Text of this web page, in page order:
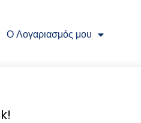
Ο Λογαριασμός μου